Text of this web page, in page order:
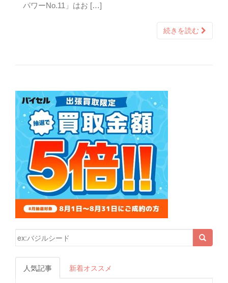
パワーNo.11」はお […]
続きを読む
検索結果:
人気記事 新着オススメ